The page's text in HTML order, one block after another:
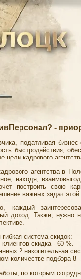
-
податливая
быстродействия,
цели кадрового
агентства в
находя,
построить свою
важных задач этой
каждый
доход. Также, нужно
система скидок:
скидка - 60 %.
? накопительная
количестве подбора 8
по которым